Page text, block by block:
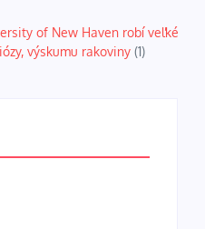
of New Haven robí veľké
výskumu rakoviny (1)